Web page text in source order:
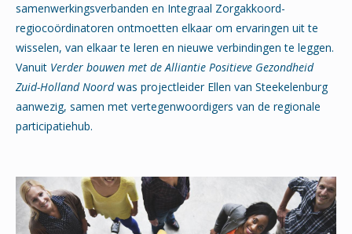
samenwerkingsverbanden en Integraal Zorgakkoord-
regiocoördinatoren ontmoetten elkaar om ervaringen uit te
wisselen, van elkaar te leren en nieuwe verbindingen te leggen.
Vanuit Verder bouwen met de Alliantie Positieve Gezondheid
Zuid-Holland Noordwas projectleider Ellen van Steekelenburg
aanwezig, samen met vertegenwoordigers van de regionale
participatiehub.